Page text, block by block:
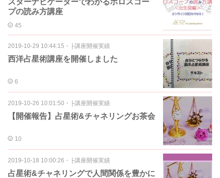
プの読み方講座
45
2019-10-29 10:44:15 ・ ├講座開催実績
西洋占星術講座を開催しました
6
2019-10-26 10:01:50 ・ ├講座開催実績
【開催報告】占星術&チャネリングお茶会
10
2019-10-18 10:00:26 ・ ├講座開催実績
占星術&チャネリングで人間関係を豊かに